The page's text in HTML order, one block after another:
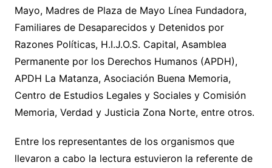
Mayo, Madres de Plaza de Mayo Línea Fundadora,
Familiares de Desaparecidos y Detenidos por
Razones Políticas, H.I.J.O.S. Capital, Asamblea
Permanente por los Derechos Humanos (APDH),
APDH La Matanza, Asociación Buena Memoria,
Centro de Estudios Legales y Sociales y Comisión
Memoria, Verdad y Justicia Zona Norte, entre otros.
Entre los representantes de los organismos que
llevaron a cabo la lectura estuvieron la referente de